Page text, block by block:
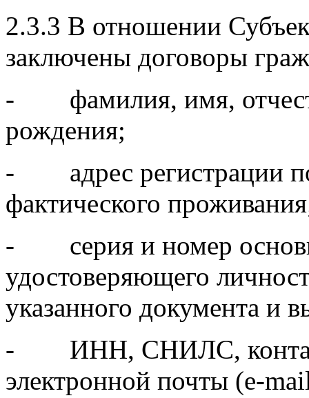
2.3.3 В отношении
заключены договоры
- фамилия, имя,
рождения;
- адрес регистрации по
фактического
- серия и номер
удостоверяющего
указанного документа и
- ИНН, СНИЛС,
электронной почты (e-